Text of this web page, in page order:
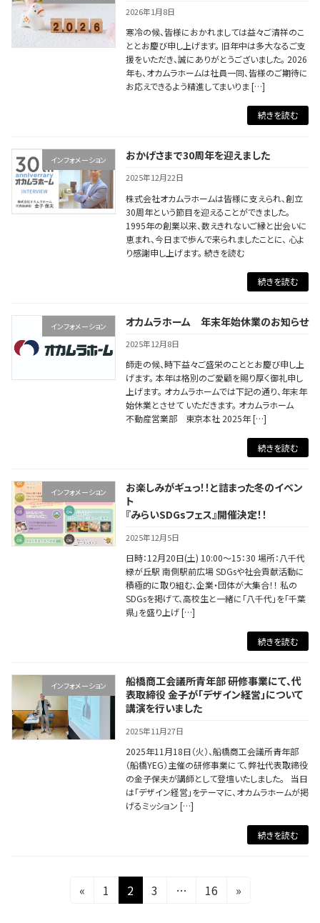
2026年1月8日
寒冷の候、皆様におかれましては益々ご清祥のこ
ととお慶び申し上げます。 旧年中は多大なるご支
援をいただき、誠にありがとうございました。 2026
年も、オカムラホームは社員一同、皆様のご期待に
お応えできるよう精進してまいりま […]
続きを読む
インフォメーション おかげさまで30周年を迎えました
2025年12月22日
株式会社オカムラホームは皆様に支えられ、創立
30周年という節目を迎えることができました。
1995年の創業以来、数えきれないご縁と出会いに
恵まれ、今日まで歩んで来られましたことに、 心よ
り感謝申し上げます。 続きを読む
続きを読む
インフォメーション オカムラホーム 年末年始休業のお知らせ
2025年12月8日
師走の候、時下益々ご盛栄のこととお慶び申し上
げます。 本年は格別のご愛顧を賜り厚く御礼申し
上げます。 オカムラホームでは下記の通り、年末年
始休業とさせて いただきます。 オカムラホーム
不動産営業部 東京本社 2025年 […]
続きを読む
インフォメーション
お楽しみがギュっ！！と詰まった冬のイベン
ト
『みらいSDGsフェス』開催決定！！
2025年12月5日
日時：12月20日(土) 10:00～15：30 場所：八千代
緑が丘駅 南側駅前広場 SDGsや社会貢献活動に
積極的に取り組む、企業・団体が大集合！！ 私の
SDGsを掲げて、高校生と一緒に「八千代」を「千葉
県」を盛り上げ […]
続きを読む
インフォメーション
船橋商工会議所青年部 研修事業にて、代
表取締役 金子が「デザイン経営」について
講演を行いました
2025年11月27日
2025年11月18日（火）、船橋商工会議所青年部
（船橋YEG）主催の研修事業にて、弊社代表取締役
の金子保夫が講師として登壇いたしました。 当日
は「デザイン経営」をテーマに、オカムラホームが掲
げるミッション […]
続きを読む
«
固
1
固
定
2
固
3 …
固
16 »